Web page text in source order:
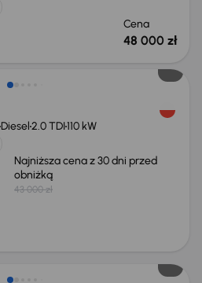
Cena
48 000 zł
Diesel2.0 TDI110 kW
Najniższa cena z 30 dni przed
obniżką
43 000 zł